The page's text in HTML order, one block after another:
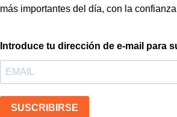
más importantes del día, con la
Introduce tu dirección de e-mail para
SUSCRIBIRSE